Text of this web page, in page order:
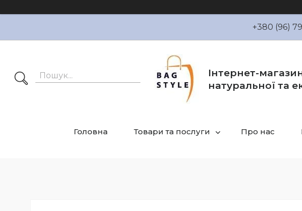
+380 (96)
Інтернет-
натуральної та
Головна Товари та послуги Про нас